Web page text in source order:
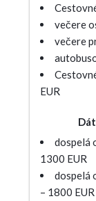
večere
večere
EUR
dospelá
1300 EUR
dospelá
– 1800 EUR